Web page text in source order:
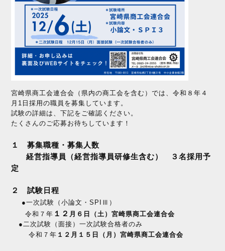
宮崎県商工会連合会（県内の商工会を含む） では、令和８年４
月1日採用の職員を募集しています。
試験の詳細は、下記をご確認ください。
たくさんのご応募お待ちしています！
１ 募集職種・募集人数
経営指導員（経営指導員研修生含む） ３名採用予
定
２ 試験日程
●一次試験（小論文・SPIⅢ）
令和７年 １２ 月６日（土） 宮崎県商工会連合会
●二次試験（面接） 一次試験合格者のみ
令和７年 １２ 月１５日（月 ）宮崎県商工会連合会